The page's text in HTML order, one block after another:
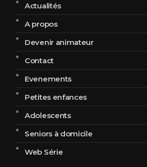
Actualités
A propos
Devenir animateur
Contact
Evenements
Petites enfances
Adolescents
Seniors à domicile
Web Série